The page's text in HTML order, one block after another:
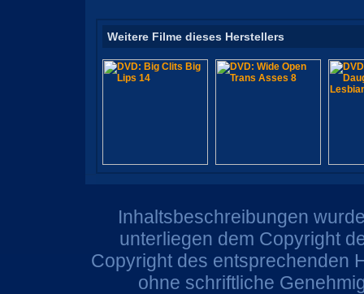
Weitere Filme dieses Herstellers
Inhaltsbeschreibungen
unterliegen dem Copyright
Copyright des entsprechenden
ohne schriftliche